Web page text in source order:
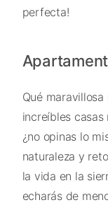
perfecta!
Qué
increíbles casas
¿no opinas lo
naturaleza y
la vida en la
echarás de